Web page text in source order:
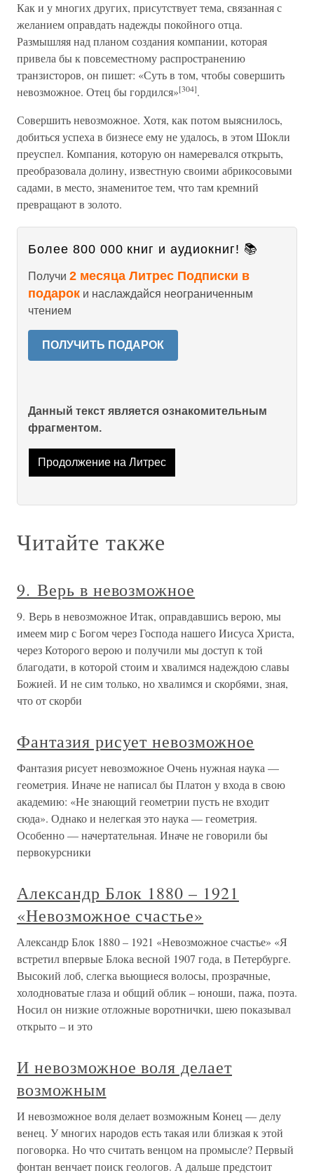
Как и у многих других, присутствует тема, связанная с
желанием оправдать надежды покойного отца.
Размышляя над планом создания компании, которая
привела бы к повсеместному распространению
транзисторов, он пишет: «Суть в том, чтобы совершить
невозможное. Отец бы гордился»[304].
Совершить невозможное. Хотя, как потом выяснилось,
добиться успеха в бизнесе ему не удалось, в этом Шокли
преуспел. Компания, которую он намеревался открыть,
преобразовала долину, известную своими абрикосовыми
садами, в место, знаменитое тем, что там кремний
превращают в золото.
Более 800 000 книг и аудиокниг! 📚
Получи 2 месяца Литрес Подписки в
подарок и наслаждайся неограниченным
чтением
ПОЛУЧИТЬ ПОДАРОК
Данный текст является ознакомительным
фрагментом.
Продолжение на Литрес
Читайте также
9. Верь в невозможное
9. Верь в невозможное Итак, оправдавшись верою, мы
имеем мир с Богом через Господа нашего Иисуса Христа,
через Которого верою и получили мы доступ к той
благодати, в которой стоим и хвалимся надеждою славы
Божией. И не сим только, но хвалимся и скорбями, зная,
что от скорби
Фантазия рисует невозможное
Фантазия рисует невозможное Очень нужная наука —
геометрия. Иначе не написал бы Платон у входа в свою
академию: «Не знающий геометрии пусть не входит
сюда». Однако и нелегкая это наука — геометрия.
Особенно — начертательная. Иначе не говорили бы
первокурсники
Александр Блок 1880 – 1921
«Невозможное счастье»
Александр Блок 1880 – 1921 «Невозможное счастье» «Я
встретил впервые Блока весной 1907 года, в Петербурге.
Высокий лоб, слегка вьющиеся волосы, прозрачные,
холодноватые глаза и общий облик – юноши, пажа, поэта.
Носил он низкие отложные воротнички, шею показывал
открыто – и это
И невозможное воля делает
возможным
И невозможное воля делает возможным Конец — делу
венец. У многих народов есть такая или близкая к этой
поговорка. Но что считать венцом на промысле? Первый
фонтан венчает поиск геологов. А дальше предстоит